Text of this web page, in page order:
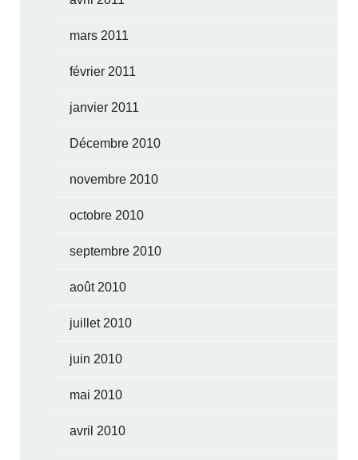
mars 2011
février 2011
janvier 2011
Décembre 2010
novembre 2010
octobre 2010
septembre 2010
août 2010
juillet 2010
juin 2010
mai 2010
avril 2010